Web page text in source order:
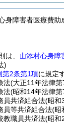
身障害者医療費助
は、 山添村心身障
)
第2条第1項に規定
法(大正11年法律第
法(昭和14年法律第
員共済組合法(昭和
員等共済組合法(昭
教職員共済法(昭和